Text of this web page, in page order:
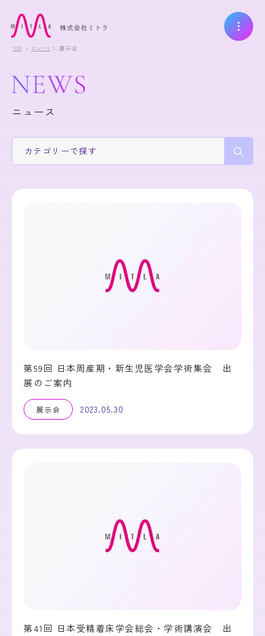
TOP ニュース 展示会
ニュース
カテゴリー で探す
第59回 日本周産期・新生児医学会学術集会 出
展のご案内
展示会 2023.05.30
第41回 日本受精着床学会総会・学術講演会 出